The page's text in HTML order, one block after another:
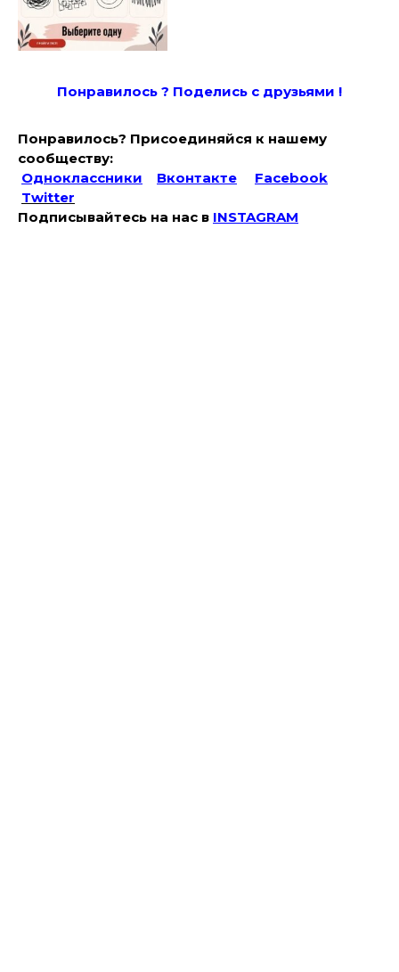
Понравилось ? Поделись с друзьями !
Понравилось? Присоединяйся к нашему
сообществу:
Одноклассники
Вконтакте
Facebook
Twitter
Подписывайтесь на наc в INSTAGRAM